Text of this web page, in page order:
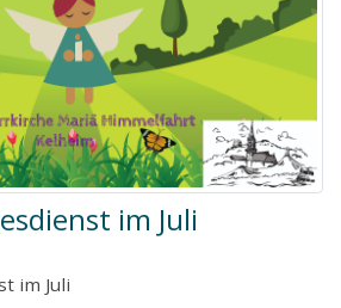
im Juli
im Juli